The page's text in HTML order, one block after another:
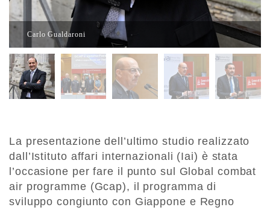
Carlo Gualdaroni
La presentazione dell’ultimo studio realizzato
dall’Istituto affari internazionali (Iai) è stata
l’occasione per fare il punto sul Global combat
air programme (Gcap), il programma di
sviluppo congiunto con Giappone e Regno